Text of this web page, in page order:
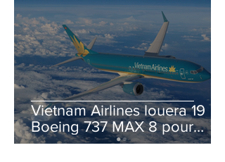
Vietnam Airlines louera 19
Boeing 737 MAX 8 pour
accélérer la modernisation